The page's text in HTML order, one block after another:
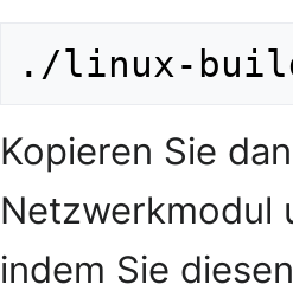
Kopieren Sie
Netzwerkmodul
indem Sie